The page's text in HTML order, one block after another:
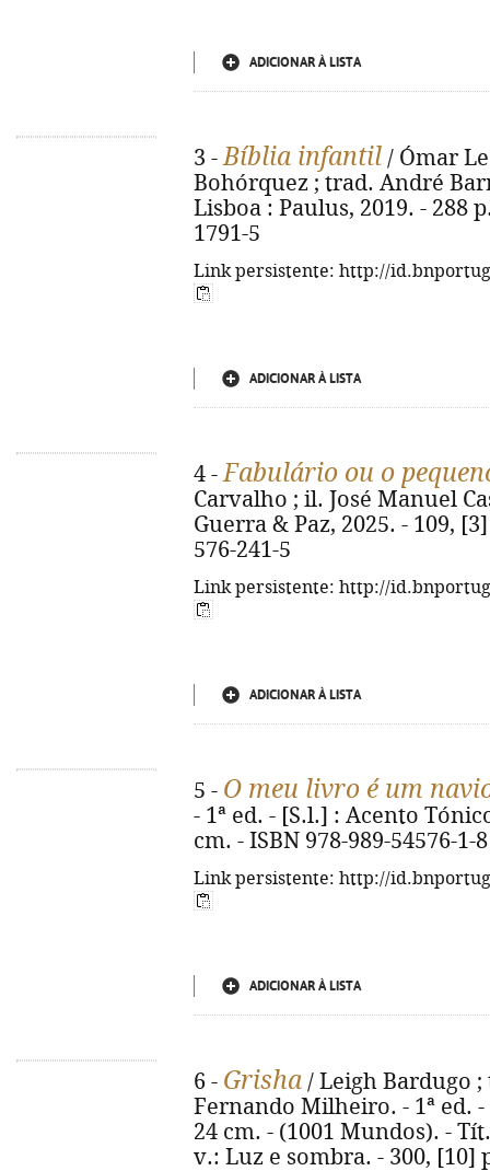
ADICIONAR À LISTA
3 -Bíblia infantil / Ómar
Bohórquez ; trad. André
Lisboa : Paulus, 2019. - 288
1791-5
Link persistente: http://
ADICIONAR À LISTA
4 -Fabulário ou o
Carvalho ; il. José Manuel
Guerra & Paz, 2025. - 109,
576-241-5
Link persistente: http://
ADICIONAR À LISTA
5 - O meu livro é um
- 1ª ed. - [S.l.] : Acento
cm. - ISBN 978-989-54576-1-8
Link persistente: http://
ADICIONAR À LISTA
6 - Grisha / Leigh Bardugo
Fernando Milheiro. - 1ª ed.
24 cm. - (1001 Mundos). -
v.: Luz e sombra. - 300, [10]